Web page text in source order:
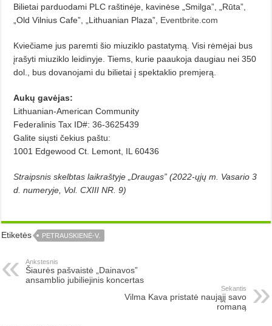
Bilietai parduodami PLC raštinėje, kavinėse „Smilga”, „Rūta”,
„Old Vilnius Cafe”, „Lithuanian Plaza”, Eventbrite.com
Kviečiame jus paremti šio miuzik­lo pastatymą. Visi rėmėjai bus
įrašyti miuziklo leidinyje. Tiems, kurie paaukoja daugiau nei 350
dol., bus dovano­jami du bilietai į spektaklio premjerą.
Aukų gavėjas:
Lithuanian-American Community
Federalinis Tax ID#: 36-3625439
Galite siųsti čekius paštu:
1001 Edgewood Ct. Lemont, IL 60436
Straipsnis skelbtas laikraštyje „Draugas” (2022-ųjų m. Vasario 3
d. numeryje, Vol. CXIII NR. 9)
Etiketės PETRAUSKIENĖ-V.
Ankstesnis
Šiaurės pašvaistė „Dainavos”
ansamblio jubiliejinis koncertas
Sekantis
Vilma Kava pristatė naująjį savo
romaną